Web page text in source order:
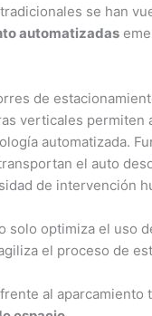
se han
automatizadas
de
verticales
automatizada.
el auto
de intervención
solo optimiza el uso
el proceso de
al aparcamiento